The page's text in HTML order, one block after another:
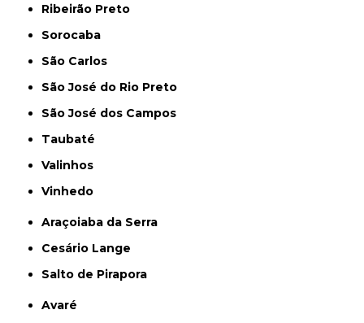
Ribeirão Preto
Sorocaba
São Carlos
São José do Rio Preto
São José dos Campos
Taubaté
Valinhos
Vinhedo
Araçoiaba da Serra
Cesário Lange
Salto de Pirapora
Avaré